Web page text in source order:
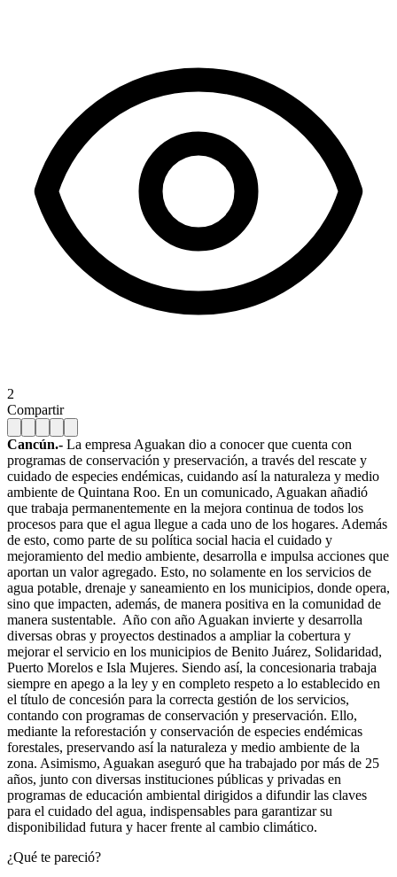
2
Compartir
Cancún.- La empresa Aguakan dio a conocer que cuenta con
programas de conservación y preservación, a través del rescate y
cuidado de especies endémicas, cuidando así la naturaleza y medio
ambiente de Quintana Roo. En un comunicado, Aguakan añadió
que trabaja permanentemente en la mejora continua de todos los
procesos para que el agua llegue a cada uno de los hogares. Además
de esto, como parte de su política social hacia el cuidado y
mejoramiento del medio ambiente, desarrolla e impulsa acciones que
aportan un valor agregado. Esto, no solamente en los servicios de
agua potable, drenaje y saneamiento en los municipios, donde opera,
sino que impacten, además, de manera positiva en la comunidad de
manera sustentable. Año con año Aguakan invierte y desarrolla
diversas obras y proyectos destinados a ampliar la cobertura y
mejorar el servicio en los municipios de Benito Juárez, Solidaridad,
Puerto Morelos e Isla Mujeres. Siendo así, la concesionaria trabaja
siempre en apego a la ley y en completo respeto a lo establecido en
el título de concesión para la correcta gestión de los servicios,
contando con programas de conservación y preservación. Ello,
mediante la reforestación y conservación de especies endémicas
forestales, preservando así la naturaleza y medio ambiente de la
zona. Asimismo, Aguakan aseguró que ha trabajado por más de 25
años, junto con diversas instituciones públicas y privadas en
programas de educación ambiental dirigidos a difundir las claves
para el cuidado del agua, indispensables para garantizar su
disponibilidad futura y hacer frente al cambio climático.
¿Qué te pareció?